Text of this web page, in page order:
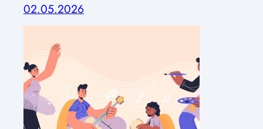
02.05.2026